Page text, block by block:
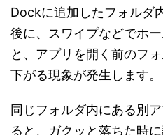
Dockに追加したフォルダ
後に、スワイプなどでホ
と、アプリを開く前のフ
下がる現象が発生します。
同じフォルダ内にある別
ると、ガクッと落ちた時